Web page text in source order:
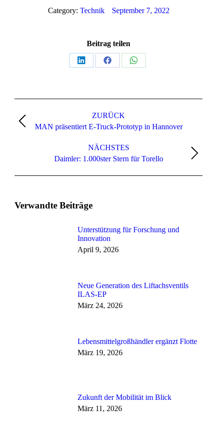
Category: Technik September 7, 2022
Beitrag teilen
ZURÜCK
MAN präsentiert E-Truck-Prototyp in Hannover
NÄCHSTES
Daimler: 1.000ster Stern für Torello
Verwandte Beiträge
Unterstützung für Forschung und
Innovation
April 9, 2026
Neue Generation des Liftachsventils
ILAS-EP
März 24, 2026
Lebensmittelgroßhändler ergänzt Flotte
März 19, 2026
Zukunft der Mobilität im Blick
März 11, 2026